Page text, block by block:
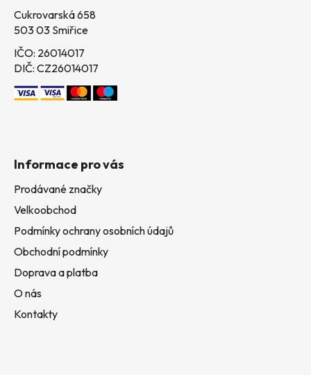
Cukrovarská 658
503 03 Smiřice
IČO: 26014017
DIČ: CZ26014017
Informace pro vás
Prodávané značky
Velkoobchod
Podmínky ochrany osobních údajů
Obchodní podmínky
Doprava a platba
O nás
Kontakty